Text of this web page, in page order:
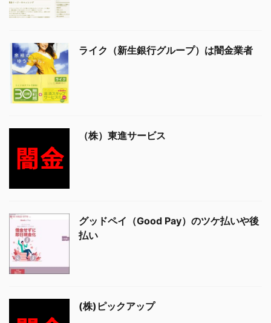
ライク（新生銀行グループ）は闇金業者
（株）東進サービス
グッドペイ（Good Pay）のツケ払いや後
払い
(株)ピックアップ